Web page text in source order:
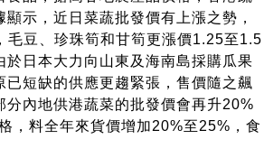
顯示，近日菜蔬批發價有上漲之勢，
毛豆、珍珠筍和甘筍更漲價1.25至1.5
於日本大力向山東及海南島採購瓜果
已短缺的供應更趨緊張，售價隨之飆
分內地供港蔬菜的批發價會再升20%
，料全年來貨價增加20%至25%，食